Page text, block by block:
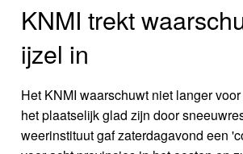
KNMI trekt
ijzel in
Het KNMI waarschuwt niet langer
het plaatselijk glad zijn door
weerinstituut gaf zaterdagavond een